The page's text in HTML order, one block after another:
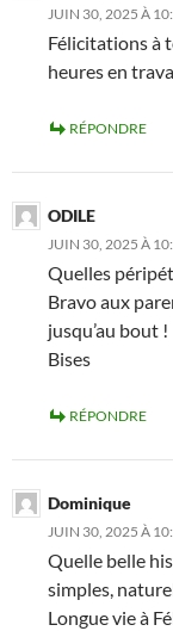
JUIN 30, 2025 À
Félicitations à
heures en
RÉPONDRE
ODILE
JUIN 30, 2025 À
Quelles
Bravo aux
jusqu’au bout !
Bises
RÉPONDRE
Dominique
JUIN 30, 2025 À
Quelle belle
simples,
Longue vie à